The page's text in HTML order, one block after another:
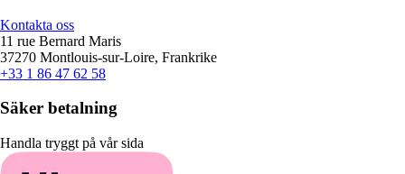
Kontakta oss
11 rue Bernard Maris
37270 Montlouis-sur-Loire, Frankrike
+33 1 86 47 62 58
Säker betalning
Handla tryggt på vår sida